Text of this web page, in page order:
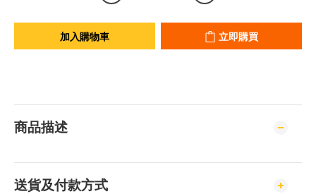
加入購物車 立即購買
商品描述
送貨及付款方式